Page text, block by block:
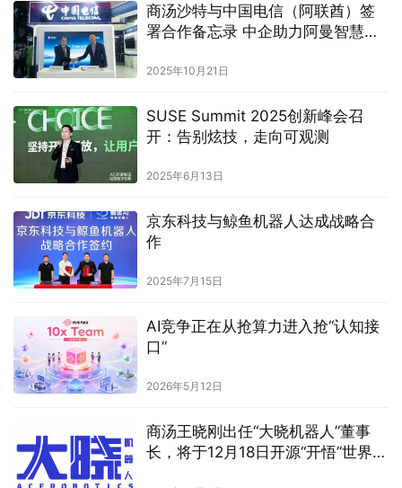
商汤沙特与中国电信（阿联酋）签
署合作备忘录 中企助力阿曼智慧城
2025年10月21日
SUSE Summit 2025创新峰会召
开：告别炫技，走向可观测
2025年6月13日
京东科技与鲸鱼机器人达成战略合
作
2025年7月15日
AI竞争正在从抢算力进入抢“认知接
口”
2026年5月12日
商汤王晓刚出任“大晓机器人”董事
长，将于12月18日开源“开悟”世界模